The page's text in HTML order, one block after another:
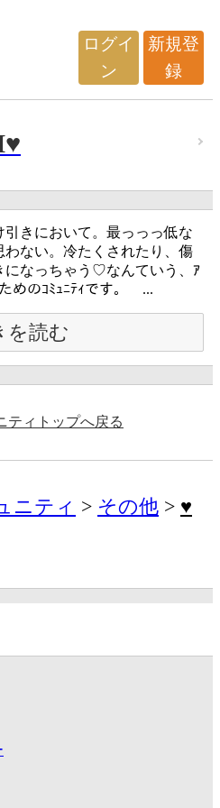
ログイ
ン
新規登
録
きにおいて。最っっっ低な
ない。冷たくされたり、傷
になっちゃう♡なんていう、ｱ
めのｺﾐｭﾆﾃｨです。 ...
を読む
ティトップへ戻る
ニティ その他
♥